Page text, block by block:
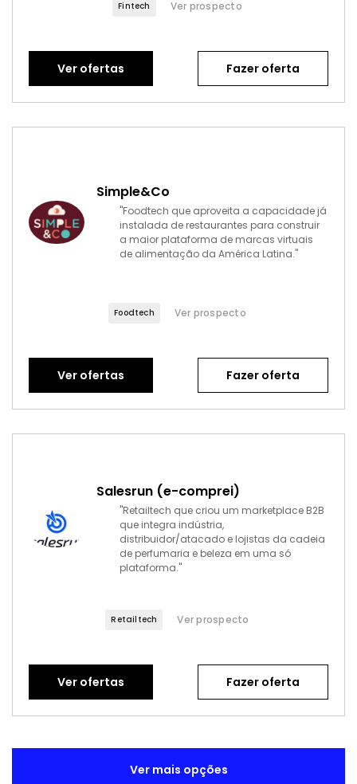
Fintech Ver prospecto
Ver ofertas Fazer oferta
Simple&Co
"Foodtech que aproveita a capacidade já
instalada de restaurantes para construir
a maior plataforma de marcas virtuais
de alimentação da América Latina."
Foodtech Ver prospecto
Ver ofertas Fazer oferta
Salesrun (e-comprei)
"Retailtech que criou um marketplace B2B
que integra indústria,
distribuidor/atacado e lojistas da cadeia
de perfumaria e beleza em uma só
plataforma."
Retailtech Ver prospecto
Ver ofertas Fazer oferta
Ver mais opções